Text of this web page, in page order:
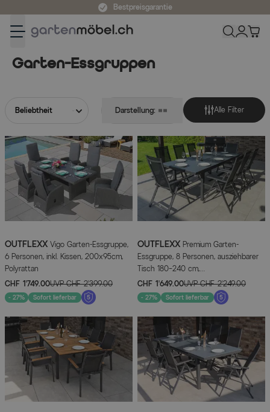
Bestpreisgarantie
Garten-Essgruppen
Darstellung: Alle Filter
OUTFLEXX Vigo Garten-Essgruppe,
6 Personen, inkl. Kissen, 200x95cm,
Polyrattan
CHF 1’749.00UVPCHF 2’399.00
- 27% Sofort lieferbar
OUTFLEXX Premium Garten-
Essgruppe, 8 Personen, ausziehbarer
Tisch 180–240 cm,
Aluminium/Textilene
CHF 1’649.00UVPCHF 2’249.00
- 27% Sofort lieferbar